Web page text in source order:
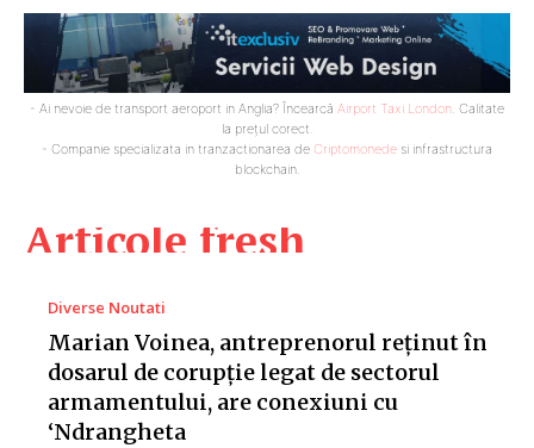
Articole fresh
Diverse Noutati
Marian Voinea, antreprenorul reținut în
dosarul de corupție legat de sectorul
armamentului, are conexiuni cu
‘Ndrangheta
- Ai nevoie de transport aeroport in Anglia? Încearcă Airport Taxi London. Calitate
la prețul corect.
- Companie specializata in tranzactionarea de Criptomonede si infrastructura
blockchain.